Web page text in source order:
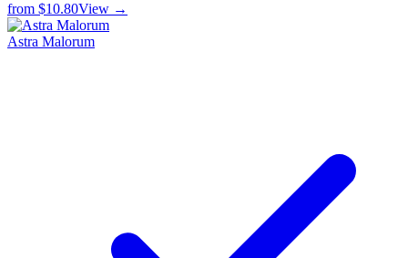
from $10.80View →
Astra Malorum